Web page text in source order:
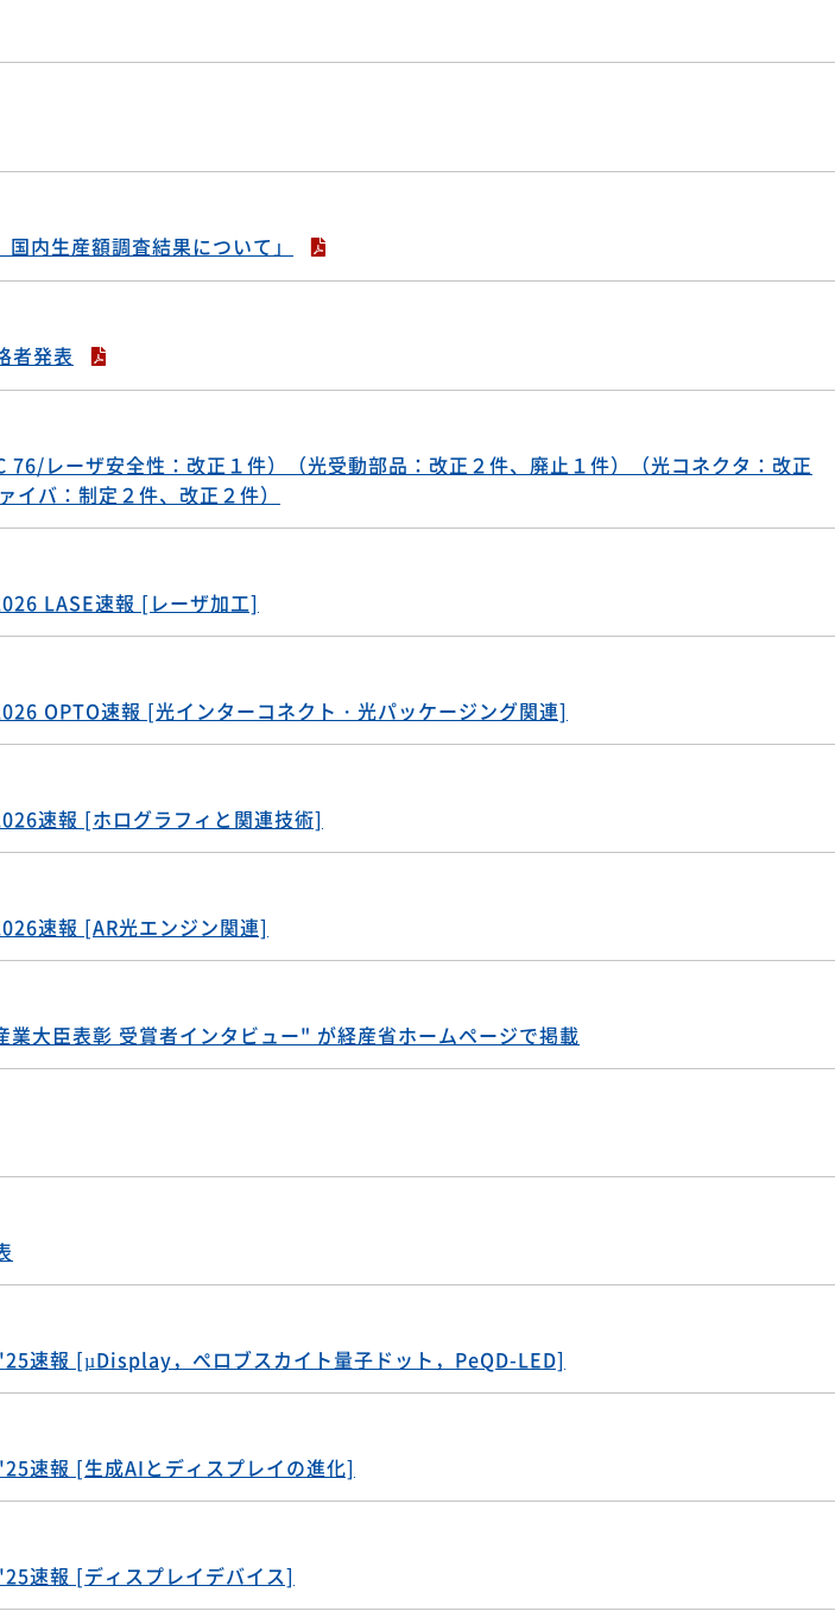
速報 [光ファイバ]
内生産額調査結果について」
発表
76/レーザ安全性：改正１件）（光受動部品：改正２件、廃止１件）（光コネクタ：改正
バ：制定２件、改正２件）
LASE速報 [レーザ加工]
OPTO速報 [光インターコネクト・光パッケージング関連]
速報 [ホログラフィと関連技術]
速報 [AR光エンジン関連]
大臣表彰 受賞者インタビュー" が経産省ホームページで掲載
速報 [µDisplay，ぺロブスカイト量子ドット，PeQD-LED]
速報 [生成AIとディスプレイの進化]